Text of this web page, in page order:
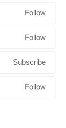
Follow
Follow
Subscribe
Follow